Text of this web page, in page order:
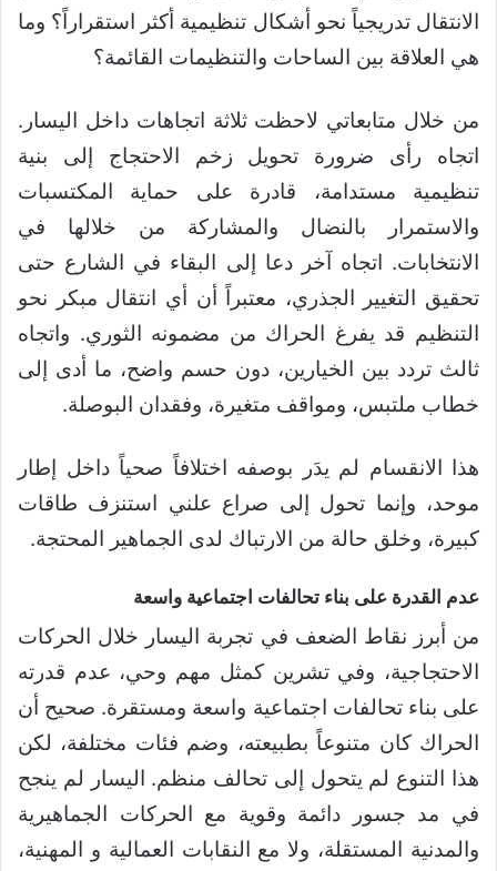
الانتقال تدريجياً نحو أشكال تنظيمية أكثر استقراراً؟ وما
هي العلاقة بين الساحات والتنظيمات القائمة؟
من خلال متابعاتي لاحظت ثلاثة اتجاهات داخل اليسار.
اتجاه رأى ضرورة تحويل زخم الاحتجاج إلى بنية
تنظيمية مستدامة، قادرة على حماية المكتسبات
والاستمرار بالنضال والمشاركة من خلالها في
الانتخابات. اتجاه آخر دعا إلى البقاء في الشارع حتى
تحقيق التغيير الجذري، معتبراً أن أي انتقال مبكر نحو
التنظيم قد يفرغ الحراك من مضمونه الثوري. واتجاه
ثالث تردد بين الخيارين، دون حسم واضح، ما أدى إلى
خطاب ملتبس، ومواقف متغيرة، وفقدان البوصلة.
هذا الانقسام لم يدَر بوصفه اختلافاً صحياً داخل إطار
موحد، وإنما تحول إلى صراع علني استنزف طاقات
كبيرة، وخلق حالة من الارتباك لدى الجماهير المحتجة.
عدم القدرة على بناء تحالفات اجتماعية واسعة
من أبرز نقاط الضعف في تجربة اليسار خلال الحركات
الاحتجاجية، وفي تشرين كمثل مهم وحي، عدم قدرته
على بناء تحالفات اجتماعية واسعة ومستقرة. صحيح أن
الحراك كان متنوعاً بطبيعته، وضم فئات مختلفة، لكن
هذا التنوع لم يتحول إلى تحالف منظم. اليسار لم ينجح
في مد جسور دائمة وقوية مع الحركات الجماهيرية
والمدنية المستقلة، ولا مع النقابات العمالية و المهنية،